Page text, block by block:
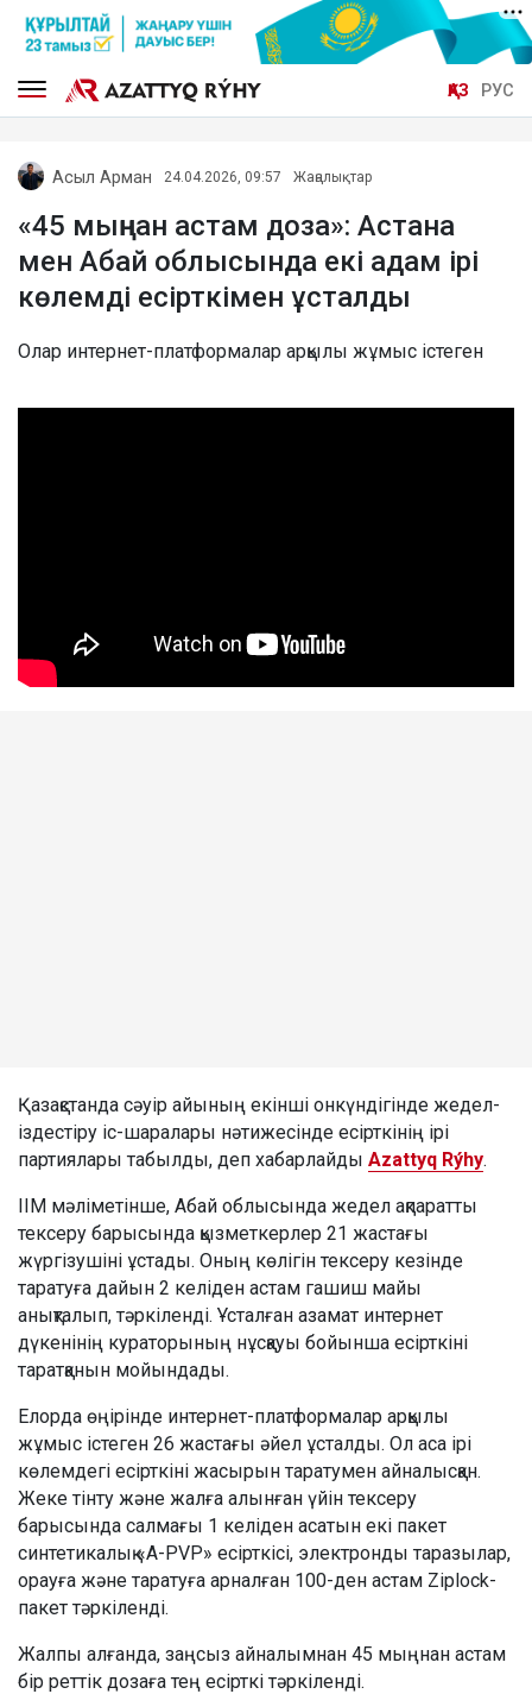
ҚАЗ РУС
Асыл Арман 24.04.2026, 09:57 Жаңалықтар
«45 мыңнан астам доза»: Астана
мен Абай облысында екі адам ірі
көлемді есірткімен ұсталды
Олар интернет-платформалар арқылы жұмыс істеген
Қазақстанда сәуір айының екінші онкүндігінде жедел-
іздестіру іс-шаралары нәтижесінде есірткінің ірі
партиялары табылды, деп хабарлайды Azattyq Rýhy.
ІІМ мәліметінше, Абай облысында жедел ақпаратты
тексеру барысында қызметкерлер 21 жастағы
жүргізушіні ұстады. Оның көлігін тексеру кезінде
таратуға дайын 2 келіден астам гашиш майы
анықталып, тәркіленді. Ұсталған азамат интернет
дүкенінің кураторының нұсқауы бойынша есірткіні
таратқанын мойындады.
Елорда өңірінде интернет-платформалар арқылы
жұмыс істеген 26 жастағы әйел ұсталды. Ол аса ірі
көлемдегі есірткіні жасырын таратумен айналысқан.
Жеке тінту және жалға алынған үйін тексеру
барысында салмағы 1 келіден асатын екі пакет
синтетикалық «A-PVР» есірткісі, электронды таразылар,
орауға және таратуға арналған 100-ден астам Ziplock-
пакет тәркіленді.
Жалпы алғанда, заңсыз айналымнан 45 мыңнан астам
бір реттік дозаға тең есірткі тәркіленді.